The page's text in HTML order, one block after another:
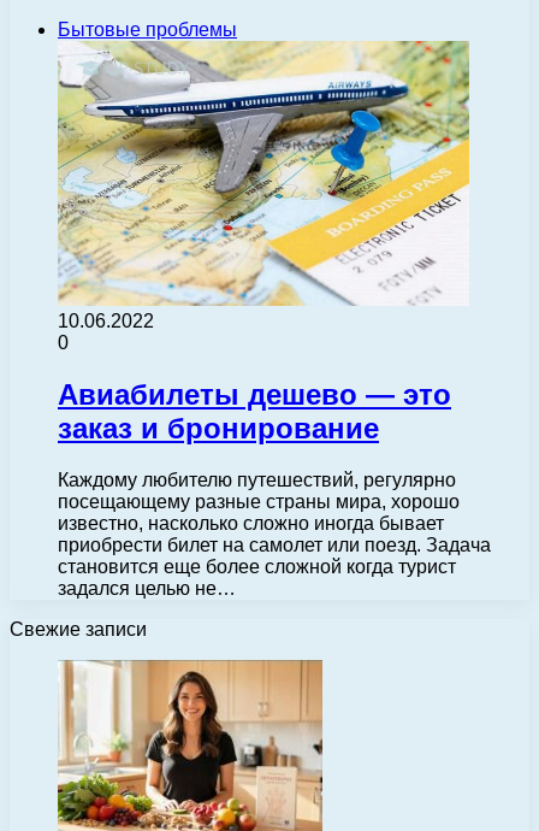
Бытовые проблемы
10.06.2022
0
Авиабилеты дешево — это
заказ и бронирование
Каждому любителю путешествий, регулярно
посещающему разные страны мира, хорошо
известно, насколько сложно иногда бывает
приобрести билет на самолет или поезд. Задача
становится еще более сложной когда турист
задался целью не…
Свежие записи